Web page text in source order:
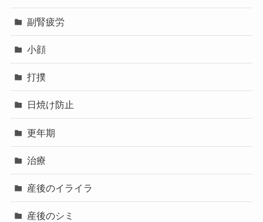
副腎疲労
小顔
打撲
日焼け防止
更年期
治療
産後のイライラ
産後のシミ